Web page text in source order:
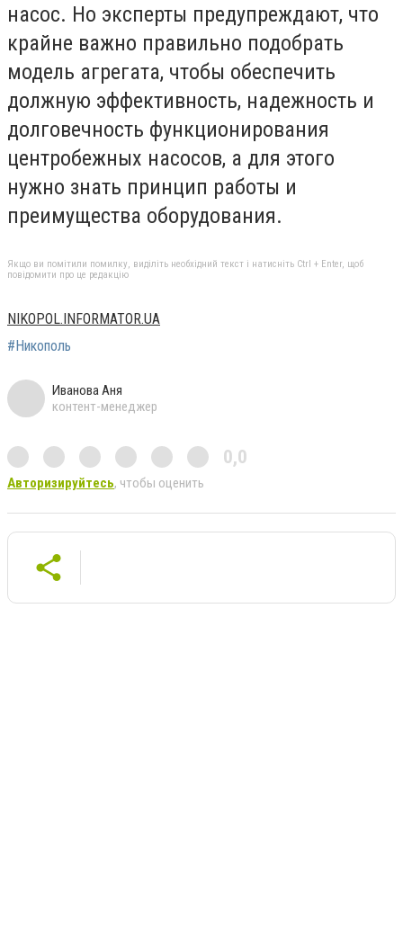
насос. Но эксперты предупреждают, что
крайне важно правильно подобрать
модель агрегата, чтобы обеспечить
должную эффективность, надежность и
долговечность функционирования
центробежных насосов, а для этого
нужно знать принцип работы и
преимущества оборудования.
Якщо ви помітили помилку, виділіть необхідний текст і натисніть Ctrl + Enter, щоб
повідомити про це редакцію
NIKOPOL.INFORMATOR.UA
#Никополь
Иванова Аня
контент-менеджер
0,0
Авторизируйтесь, чтобы оценить